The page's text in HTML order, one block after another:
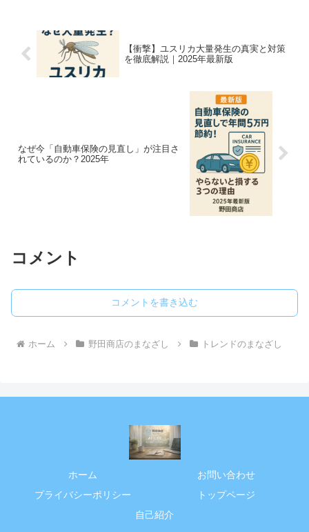
【衝撃】ユスリカ大量発生の真実と対策
を徹底解説｜2025年最新版
なぜ今「自動車保険の見直し」が注目さ
れているのか？2025年
コメント
コメントを書き込む
ホーム 野田商店のまなざし トレンドのまなざし
ホーム
お問い合わせ
プライバシーポリシー
トップページ
自己紹介